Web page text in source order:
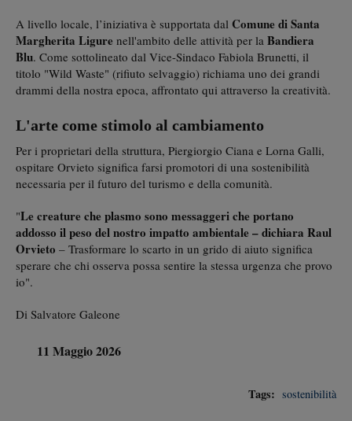
A livello locale, l’iniziativa è supportata dal Comune di Santa
Margherita Ligure nell'ambito delle attività per la Bandiera
Blu. Come sottolineato dal Vice-Sindaco Fabiola Brunetti, il
titolo "Wild Waste" (rifiuto selvaggio) richiama uno dei grandi
drammi della nostra epoca, affrontato qui attraverso la creatività.
L'arte come stimolo al cambiamento
Per i proprietari della struttura, Piergiorgio Ciana e Lorna Galli,
ospitare Orvieto significa farsi promotori di una sostenibilità
necessaria per il futuro del turismo e della comunità.
"Le creature che plasmo sono messaggeri che portano
addosso il peso del nostro impatto ambientale – dichiara Raul
Orvieto – Trasformare lo scarto in un grido di aiuto significa
sperare che chi osserva possa sentire la stessa urgenza che provo
io".
Di Salvatore Galeone
11 Maggio 2026
Tags: sostenibilità